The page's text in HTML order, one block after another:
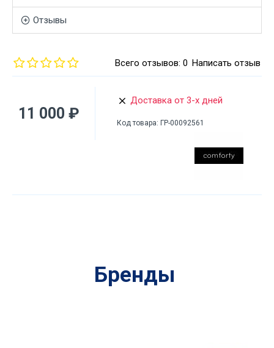
Отзывы
Всего отзывов: 0 Написать отзыв
11 000 ₽
Доставка от 3-х дней
Код товара: ГР-00092561
Бренды